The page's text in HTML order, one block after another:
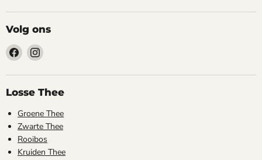
Volg ons
Vind
ons
op
Facebook
Vind
op
Instagram
Losse Thee
Groene Thee
Zwarte Thee
Rooibos
Kruiden Thee